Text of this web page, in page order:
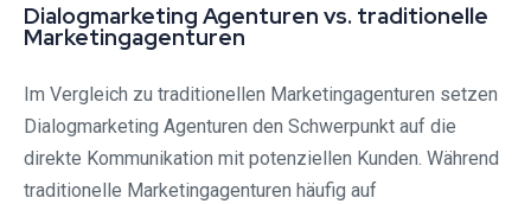
Dialogmarketing Agenturen vs. traditionelle
Marketingagenturen
Im Vergleich zu traditionellen Marketingagenturen setzen
Dialogmarketing Agenturen den Schwerpunkt auf die
direkte Kommunikation mit potenziellen Kunden. Während
traditionelle Marketingagenturen häufig auf